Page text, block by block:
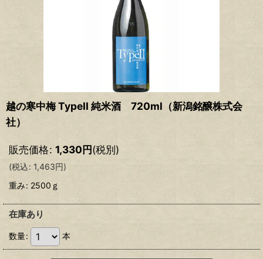
越の寒中梅 TypeII 純米酒 720ml（新潟銘醸株式会
社）
販売価格: 1,330円(税別)
(税込: 1,463円)
重み: 2500ｇ
在庫あり
数量: 本